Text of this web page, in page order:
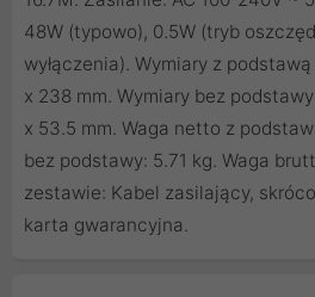
48W (typowo), 0.5W (tryb
wyłączenia). Wymiary z
x 238 mm. Wymiary bez
x 53.5 mm. Waga netto z
bez podstawy: 5.71 kg. Waga
zestawie: Kabel zasilający,
karta gwarancyjna.